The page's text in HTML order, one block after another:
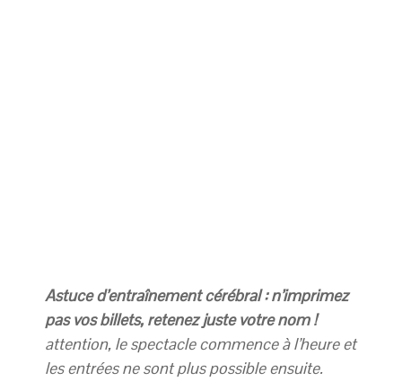
Astuce d’entraînement cérébral : n’imprimez
pas vos billets, retenez juste votre nom !
attention, le spectacle commence à l’heure et
les entrées ne sont plus possible ensuite.